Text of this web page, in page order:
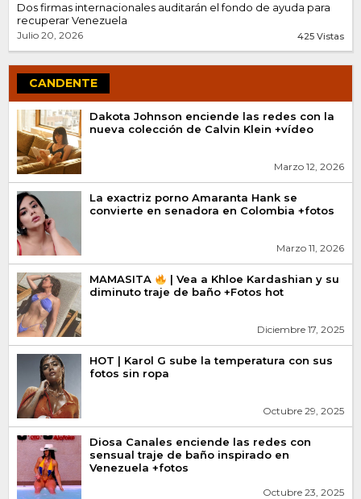
Dos firmas internacionales auditarán el fondo de ayuda para
recuperar Venezuela
Julio 20, 2026 425 Vistas
CANDENTE
Dakota Johnson enciende las redes con la
nueva colección de Calvin Klein +vídeo
Marzo 12, 2026
La exactriz porno Amaranta Hank se
convierte en senadora en Colombia +fotos
Marzo 11, 2026
MAMASITA
| Vea a Khloe Kardashian y su
diminuto traje de baño +Fotos hot
Diciembre 17, 2025
HOT | Karol G sube la temperatura con sus
fotos sin ropa
Octubre 29, 2025
Diosa Canales enciende las redes con
sensual traje de baño inspirado en
Venezuela +fotos
Octubre 23, 2025